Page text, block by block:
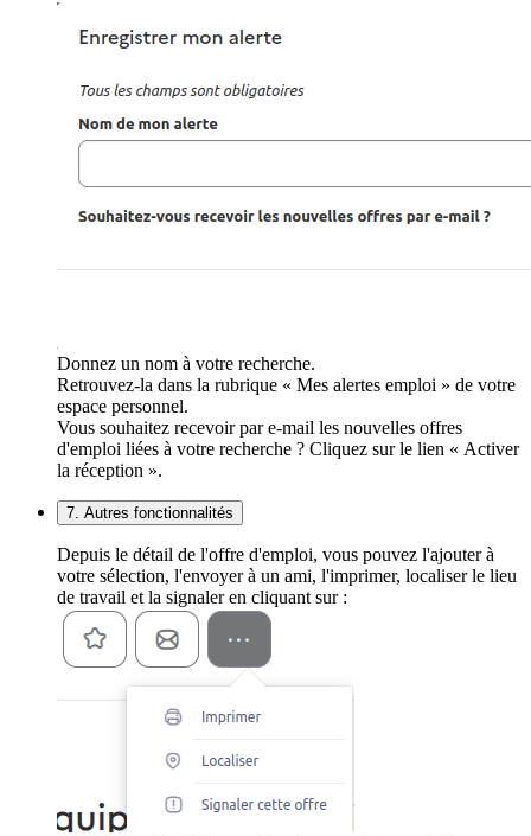
Donnez un nom à votre recherche.
Retrouvez-la dans la rubrique « Mes alertes emploi » de votre
espace personnel.
Vous souhaitez recevoir par e-mail les nouvelles offres
d'emploi liées à votre recherche ? Cliquez sur le lien « Activer
la réception ».
7. Autres fonctionnalités
Depuis le détail de l'offre d'emploi, vous pouvez l'ajouter à
votre sélection, l'envoyer à un ami, l'imprimer, localiser le lieu
de travail et la signaler en cliquant sur :